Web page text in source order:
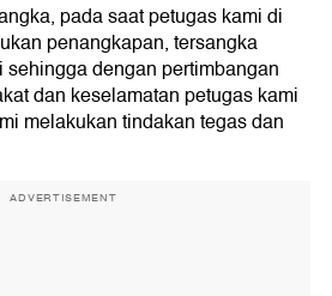
pada saat petugas kami di
penangkapan, tersangka
dengan pertimbangan
dan keselamatan petugas kami
melakukan tindakan tegas dan
ADVERTISEMENT